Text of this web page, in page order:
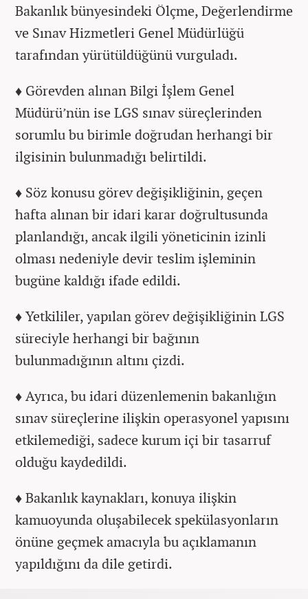
Bakanlık bünyesindeki Ölçme, Değerlendirme
ve Sınav Hizmetleri Genel Müdürlüğü
tarafından yürütüldüğünü vurguladı.
♦ Görevden alınan Bilgi İşlem Genel
Müdürü’nün ise LGS sınav süreçlerinden
sorumlu bu birimle doğrudan herhangi bir
ilgisinin bulunmadığı belirtildi.
♦ Söz konusu görev değişikliğinin, geçen
hafta alınan bir idari karar doğrultusunda
planlandığı, ancak ilgili yöneticinin izinli
olması nedeniyle devir teslim işleminin
bugüne kaldığı ifade edildi.
♦Yetkililer, yapılan görev değişikliğinin LGS
süreciyle herhangi bir bağının
bulunmadığının altını çizdi.
♦Ayrıca, bu idari düzenlemenin bakanlığın
sınav süreçlerine ilişkin operasyonel yapısını
etkilemediği, sadece kurum içi bir tasarruf
olduğu kaydedildi.
♦Bakanlık kaynakları, konuya ilişkin
kamuoyunda oluşabilecek spekülasyonların
önüne geçmek amacıyla bu açıklamanın
yapıldığını da dile getirdi.